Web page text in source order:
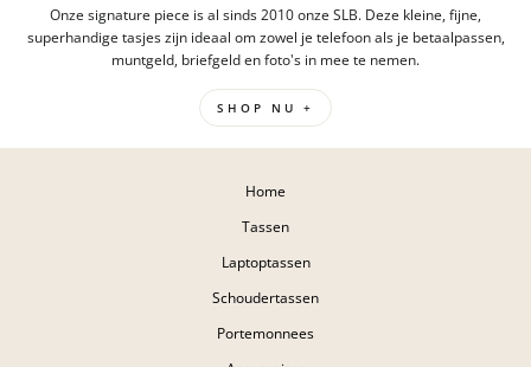
Onze signature piece is al sinds 2010 onze SLB. Deze kleine, fijne,
superhandige tasjes zijn ideaal om zowel je telefoon als je betaalpassen,
muntgeld, briefgeld en foto's in mee te nemen.
SHOP NU +
Home
Tassen
Laptoptassen
Schoudertassen
Portemonnees